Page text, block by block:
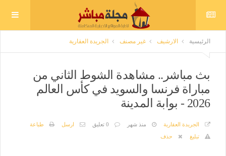
الرئيسية الارشيف غير مصنف الجريدة العقارية
بث مباشر.. مشاهدة الشوط الثاني من
مباراة فرنسا والسويد في كأس العالم
2026 - بوابة المدينة
الجريدة العقارية منذ شهر 0 تعليق ارسل
طباعة
تبليغ
حذف